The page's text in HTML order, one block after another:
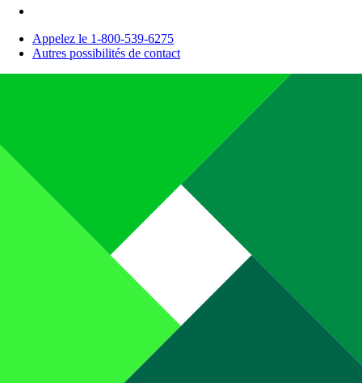
Appelez le 1-800-539-6275
Autres possibilités de contact